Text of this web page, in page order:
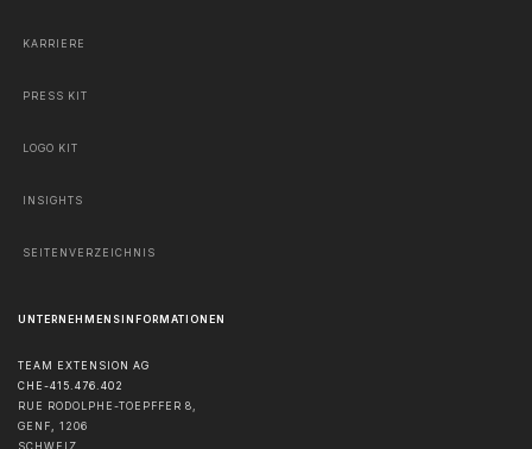
KARRIERE
PRESS KIT
LOGO KIT
INSIGHTS
SEITENVERZEICHNIS
UNTERNEHMENSINFORMATIONEN
TEAM EXTENSION AG
CHE-415.476.402
RUE RODOLPHE-TOEPFFER 8,
GENF, 1206